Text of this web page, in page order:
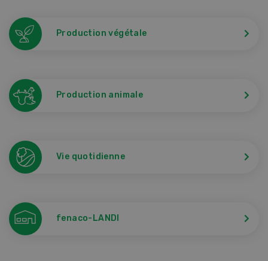
Production végétale
Production animale
Vie quotidienne
fenaco-LANDI